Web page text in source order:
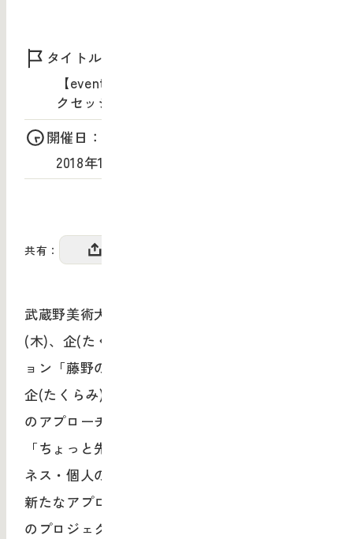
タイトル：
【event】企(たくらみ)展 関連企画：トー
クセッション「藤野の地域デザイン」
開催日：
2018年12月6日（木）
共有：
武蔵野美術大学 デザイン・ラウンジは、12月6日
(木)、企(たくらみ)展 関連企画：トークセッシ
ョン「藤野の地域デザイン」を開催します。
企(たくらみ)展では、社会課題や個人の課題解決
のアプローチ手法「ソーシャルデザイン」の
「ちょっと先」に焦点をあて、地域社会・ビジ
ネス・個人の暮らしに寄り添う「デザイン」の
新たなアプローチを企業の取り組みや地縁団体
のプロジェクトを事例として紹介します。